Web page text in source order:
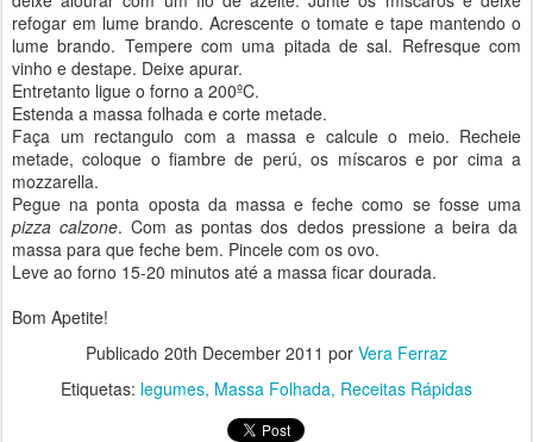
refogar em lume brando. Acrescente o tomate e tape mantendo o
lume brando. Tempere com uma pitada de sal. Refresque com
vinho e destape. Deixe apurar.
Entretanto ligue o forno a 200ºC.
Estenda a massa folhada e corte metade.
Faça um rectangulo com a massa e calcule o meio. Recheie
metade, coloque o fiambre de perú, os míscaros e por cima a
mozzarella.
Pegue na ponta oposta da massa e feche como se fosse uma
pizza calzone. Com as pontas dos dedos pressione a beira da
massa para que feche bem. Pincele com os ovo.
Leve ao forno 15-20 minutos até a massa ficar dourada.
Bom Apetite!
Publicado 20th December 2011 por Vera Ferraz
Etiquetas: legumes Massa Folhada Receitas Rápidas